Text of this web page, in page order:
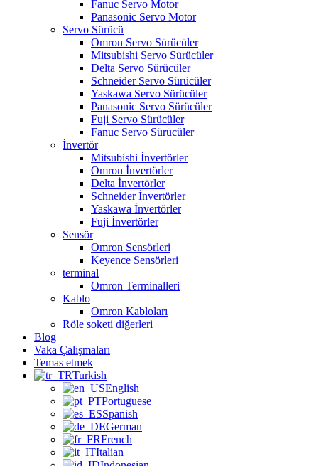
Fanuc Servo Motor
Panasonic Servo Motor
Servo Sürücü
Omron Servo Sürücüler
Mitsubishi Servo Sürücüler
Delta Servo Sürücüler
Schneider Servo Sürücüler
Yaskawa Servo Sürücüler
Panasonic Servo Sürücüler
Fuji Servo Sürücüler
Fanuc Servo Sürücüler
İnvertör
Mitsubishi İnvertörler
Omron İnvertörler
Delta İnvertörler
Schneider İnvertörler
Yaskawa İnvertörler
Fuji İnvertörler
Sensör
Omron Sensörleri
Keyence Sensörleri
terminal
Omron Terminalleri
Kablo
Omron Kabloları
Röle soketi diğerleri
Blog
Vaka Çalışmaları
Temas etmek
Turkish
English
Portuguese
Spanish
German
French
Italian